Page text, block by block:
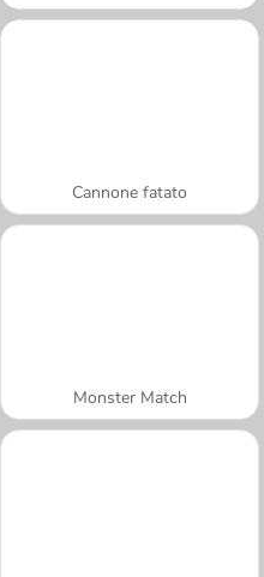
Cannone fatato
Monster Match